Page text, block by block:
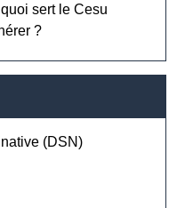
sert le Cesu
?
(DSN)